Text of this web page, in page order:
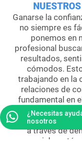
Ganarse la
no siempre es
ponemos en
profesional
resultados,
cómodos.
trabajando en la
relaciones de
fundamental en
relación
damos a conocer
a través de
presenciales y
¿Necesitas
nosotros